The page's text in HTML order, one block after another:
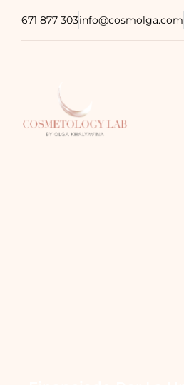
671 877 303info@cosmolga.com